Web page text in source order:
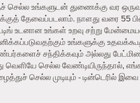
செல்ல உங்களுடன் துணைக்கு வர
தேவைப்படலாம். நாளது வரை 55
உடனான உங்கள் உறவு சற்று
உங்களுக்கு
சந்திக்கவும் அல்லது
வெளியே செல்ல வேண்டியிருந்தால்,
செல்ல முடியும் - டின்டெரில்